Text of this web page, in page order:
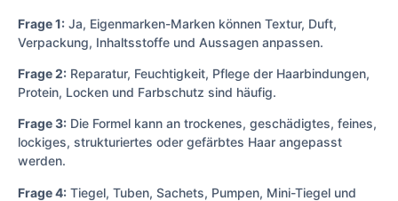
Frage 1: Ja, Eigenmarken-Marken können Textur, Duft,
Verpackung, Inhaltsstoffe und Aussagen anpassen.
Frage 2: Reparatur, Feuchtigkeit, Pflege der Haarbindungen,
Protein, Locken und Farbschutz sind häufig.
Frage 3: Die Formel kann an trockenes, geschädigtes, feines,
lockiges, strukturiertes oder gefärbtes Haar angepasst
werden.
Frage 4: Tiegel, Tuben, Sachets, Pumpen, Mini-Tiegel und